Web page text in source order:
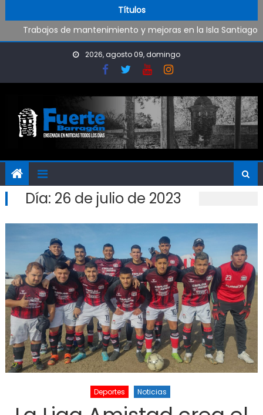
Títulos
Pueblo Nuevo suma boxeo y artes marciales
2026, agosto 09, domingo
Día: 26 de julio de 2023
Deportes Noticias